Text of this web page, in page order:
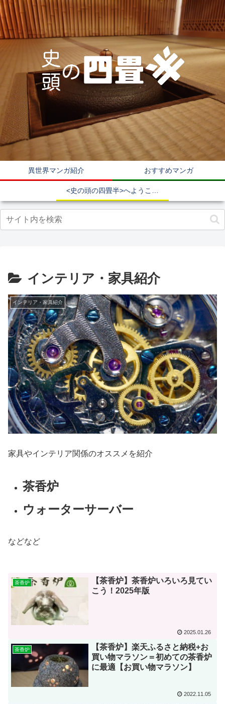
異世界マンガ紹介 おすすめマンガ
インテリア・家具紹介
インテリア・家具紹介
家具やインテリア関係のオススメを紹介
茶香炉
ウォーターサーバー
などなど
茶香炉
【茶香炉】茶香炉いろいろ見てい
こう！2025年版
2025.01.26
茶香炉
【茶香炉】楽天ふるさと納税+お
買い物マラソン＝初めての茶香炉
に最適【お買い物マラソン】
2022.11.05